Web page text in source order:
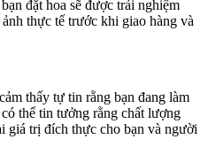
đặt hoa sẽ được trải nghiệm
thực tế trước khi giao hàng và
thấy tự tin rằng bạn đang làm
thể tin tưởng rằng chất lượng
giá trị đích thực cho bạn và người